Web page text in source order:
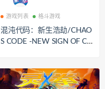
游戏列表 格斗游戏
混沌代码：新生浩劫/CHAO
S CODE -NEW SIGN OF CA